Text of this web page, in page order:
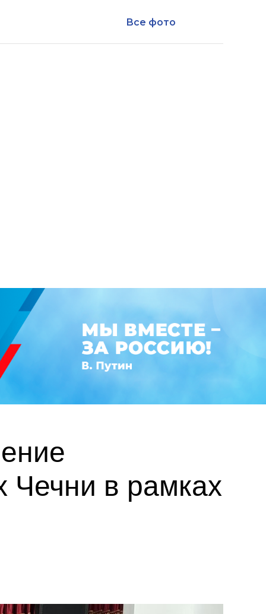
Все фото
Чечни в рамках